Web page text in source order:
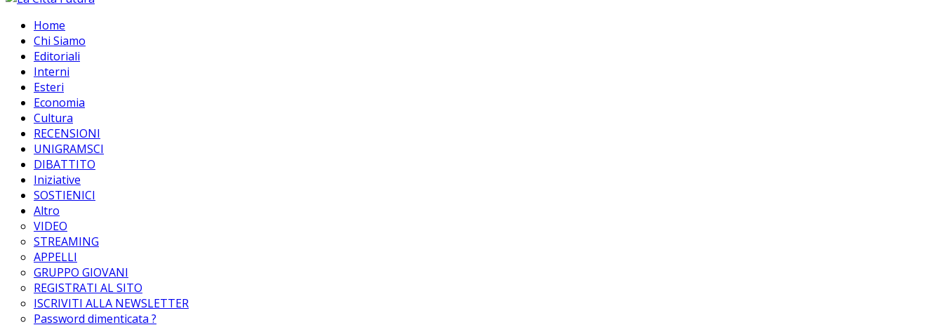
Home
Chi Siamo
Editoriali
Interni
Esteri
Economia
Cultura
RECENSIONI
UNIGRAMSCI
DIBATTITO
Iniziative
SOSTIENICI
Altro
VIDEO
STREAMING
APPELLI
GRUPPO GIOVANI
REGISTRATI AL SITO
ISCRIVITI ALLA NEWSLETTER
Password dimenticata ?